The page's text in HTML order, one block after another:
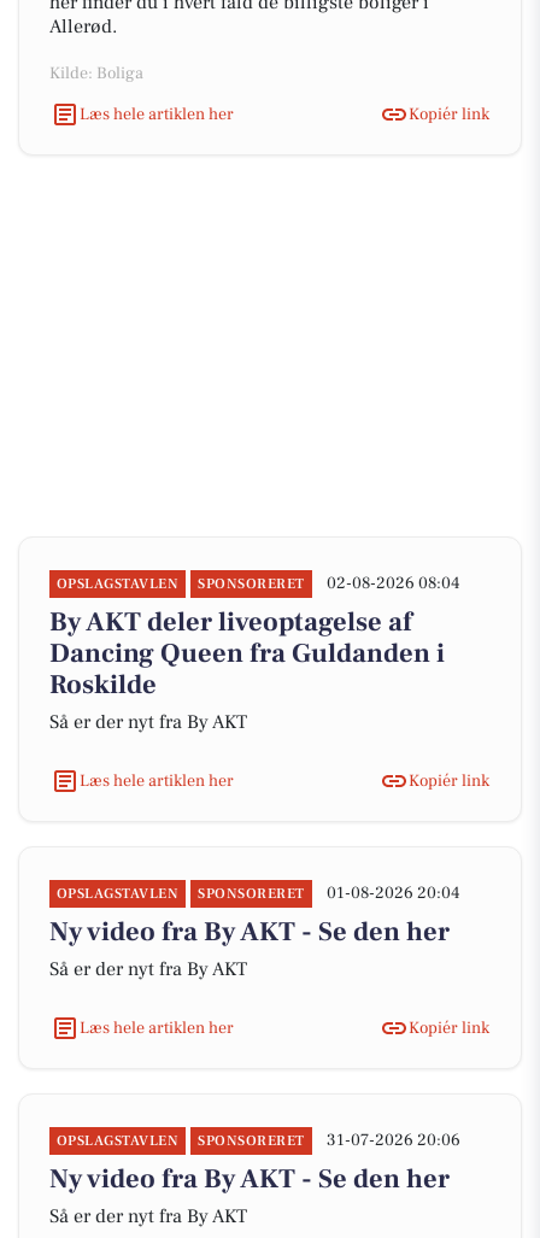
Allerød.
Kilde: Boliga
Læs hele artiklen her
Kopiér link
OPSLAGSTAVLEN SPONSORERET 02-08-2026 08:04
By AKT deler liveoptagelse af
Dancing Queen fra Guldanden i
Roskilde
Så er der nyt fra By AKT
Læs hele artiklen her Kopiér link
OPSLAGSTAVLEN SPONSORERET 01-08-2026 20:04
Ny video fra By AKT - Se den her
Så er der nyt fra By AKT
Læs hele artiklen her Kopiér link
OPSLAGSTAVLEN SPONSORERET 31-07-2026 20:06
Ny video fra By AKT - Se den her
Så er der nyt fra By AKT